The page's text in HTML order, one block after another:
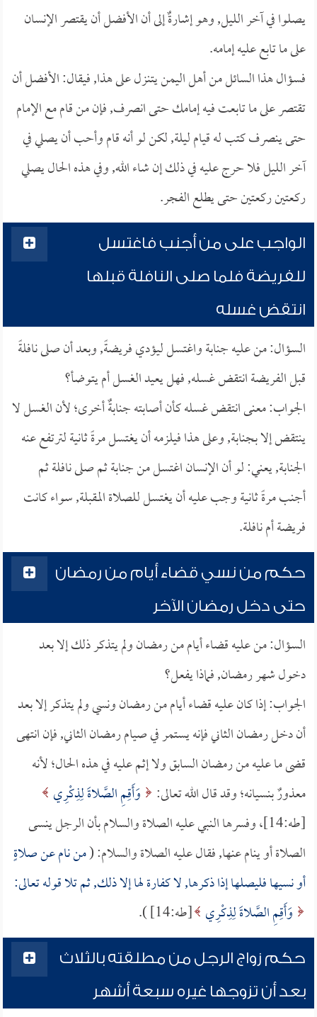
يصلوا في آخر الليل, وهو إشارةٌ إلى أن الأفضل أن يقتصر الإنسان
على ما تابع عليه إمامه.
فسؤال هذا السائل من أهل اليمن يتنزل على هذا, فيقال: الأفضل أن
تقتصر على ما تابعت فيه إمامك حتى انصرف, فإن من قام مع الإمام
حتى ينصرف كتب له قيام ليلة, لكن لو أنه قام وأحب أن يصلي في
آخر الليل فلا حرج عليه في ذلك إن شاء الله, وفي هذه الحال يصلي
ركعتين ركعتين حتى يطلع الفجر.
الواجب على من أجنب فاغتسل
للفريضة فلما صلى النافلة قبلها
انتقض غسله
السؤال: من عليه جنابة واغتسل ليؤدي فريضةً, وبعد أن صلى نافلةً
قبل الفريضة انتقض غسله, فهل يعيد الغسل أم يتوضأ؟
الجواب: معنى انتقض غسله كأن أصابته جنابةٌ أخرى؛ لأن الغسل لا
ينتقض إلا بجنابة, وعلى هذا فيلزمه أن يغتسل مرةً ثانية لترتفع عنه
الجنابة, يعني: لو أن الإنسان اغتسل من جنابة ثم صلى نافلة ثم
أجنب مرةً ثانية وجب عليه أن يغتسل للصلاة المقبلة, سواء كانت
فريضة أم نافلة.
حكم من نسي قضاء أيام من رمضان
حتى دخل رمضان الآخر
السؤال: من عليه قضاء أيام من رمضان ولم يتذكر ذلك إلا بعد
دخول شهر رمضان, فماذا يفعل؟
الجواب: إذا كان عليه قضاء أيام من رمضان ونسي ولم يتذكر إلا بعد
أن دخل رمضان الثاني فإنه يستمر في صيام رمضان الثاني, فإن انتهى
قضى ما عليه من رمضان السابق ولا إثم عليه في هذه الحال؛ لأنه
معذورٌ بنسيانه؛ وقد قال الله تعالى:
وَأَقِمِ الصَّلاةَ لِذِكْرِي
[طه:14]، وفسرها النبي عليه الصلاة والسلام بأن الرجل ينسى
الصلاة أو ينام عنها, فقال عليه الصلاة والسلام: (من نام عن صلاةٍ
أو نسيها فليصلها إذا ذكرها, لا كفارة لها إلا ذلك, ثم تلا قوله تعالى:
وَأَقِمِ الصَّلاةَ لِذِكْرِي [طه:14] ).
حكم زواج الرجل من مطلقته بالثلاث
بعد أن تزوجها غيره سبعة أشهر